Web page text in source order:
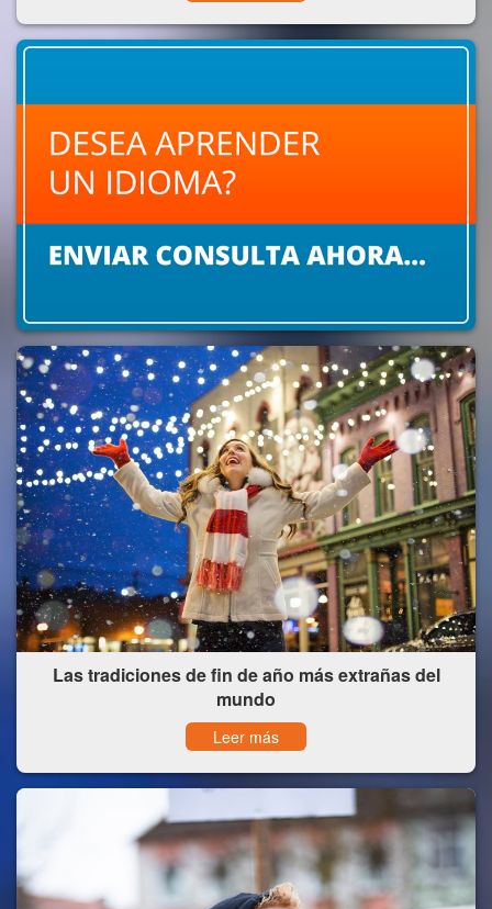
Las tradiciones de fin de año más extrañas del
mundo
Leer más